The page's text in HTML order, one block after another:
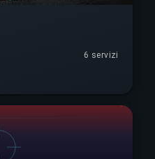
6 servizi